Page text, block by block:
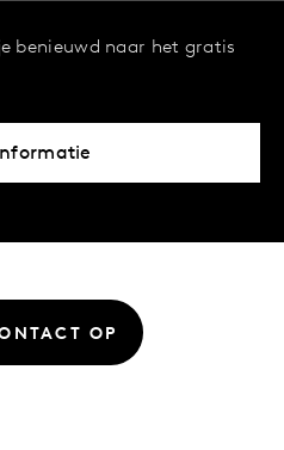
benieuwd naar het gratis
OP